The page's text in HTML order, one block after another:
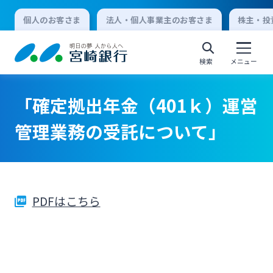
個人のお客さま 法人・個人事業主のお客さま 株主・
検索 メニュー
個人向けインターネットバンキング
ログオン
法人向けインターネットバンキング
「確定拠出年金（401ｋ）運営
管理業務の受託について」
PDFはこちら